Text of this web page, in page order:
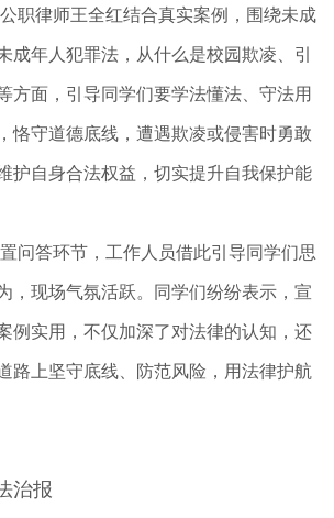
规范性文件
管理
党政机关法
律顾问
仲裁工作
法律援助
社区矫正
律师王全红结合真实案例，围绕未成
成年人犯罪法，从什么是校园欺凌、引
方面，引导同学们要学法懂法、守法用
恪守道德底线，遭遇欺凌或侵害时勇敢
护自身合法权益，切实提升自我保护能
答环节，工作人员借此引导同学们思
，现场气氛活跃。同学们纷纷表示，宣
例实用，不仅加深了对法律的认知，还
路上坚守底线、防范风险，用法律护航
治报